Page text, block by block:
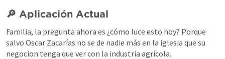
🔎 Aplicación Actual
Familia, la pregunta ahora es ¿cómo luce esto hoy? Porque
salvo Oscar Zacarías no se de nadie más en la iglesia que su
negocion tenga que ver con la industria agrícola.